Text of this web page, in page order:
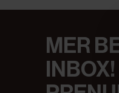
MER
INBOX!